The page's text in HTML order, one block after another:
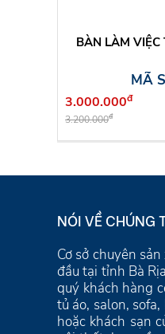
MÃ
3.000.000đ
3.200.000đ